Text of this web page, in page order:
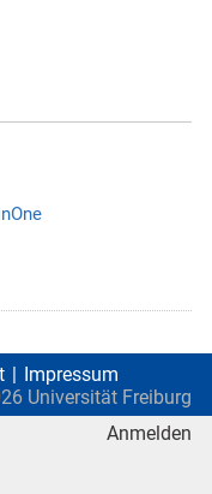
Impressum
Universität Freiburg
Anmelden